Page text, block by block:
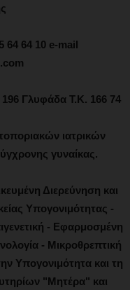
64 64 10 e-mail
Γλυφάδα Τ.Κ. 166 74
ιατρικών
γυναίκας.
Διερεύνηση και
Υπογονιμότητας -
- Εφαρμοσμένη
- Μικροθρεπτική
Υπογονιμότητα και τη
"Μητέρα" και